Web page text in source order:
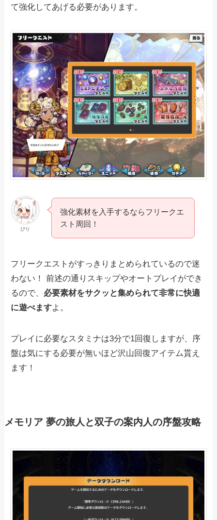
て強化してあげる必要があります。
ぴり
強化素材を入手するならフリークエ
スト周回！
フリークエストがすっきりまとめられているので迷
わない！ 前述の通りスキップやオートプレイができ
るので、 必要素材をサクッと集められて非常に快適
に遊べますよ。
プレイに必要なスタミナは3分で1回復しますが、序
盤は気にする必要が無いほど沢山回復アイテム貰え
ます！
メモリア 夢の旅人と双子の案内人の序盤攻略